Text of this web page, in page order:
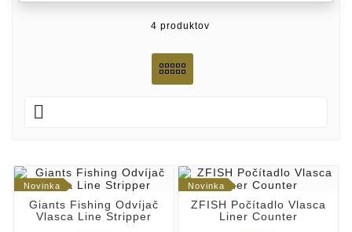
4 produktov

Novinka
Giants Fishing Odvíjač
Vlasca Line Stripper
Novinka
ZFISH Počítadlo Vlasca
Liner Counter